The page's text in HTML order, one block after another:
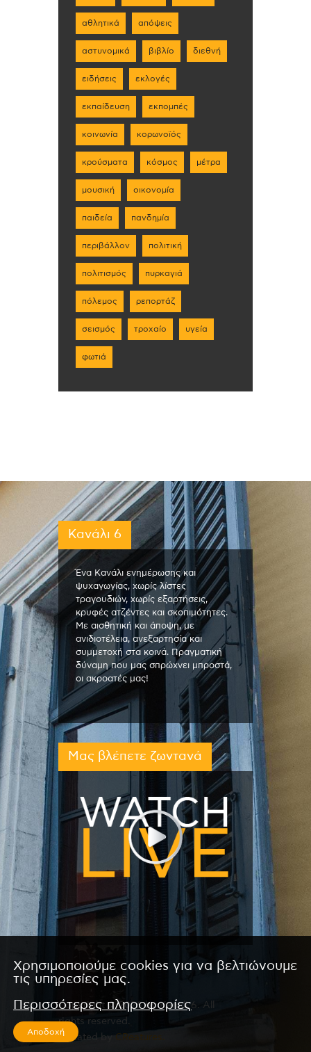
αθλητικά απόψεις
αστυνομικά βιβλίο διεθνή
ειδήσεις εκλογές
εκπαίδευση εκπομπές
κοινωνία κορωνοϊός
κρούσματα κόσμος μέτρα
μουσική οικονομία
παιδεία πανδημία
περιβάλλον πολιτική
πολιτισμός πυρκαγιά
πόλεμος ρεπορτάζ
σεισμός τροχαίο υγεία
φωτιά
Κανάλι 6
Ένα Κανάλι ενημέρωσης και
ψυχαγωγίας, χωρίς λίστες
τραγουδιών, χωρίς εξαρτήσεις,
κρυφές ατζέντες και σκοπιμότητες.
Με αισθητική και άποψη, με
ανιδιοτέλεια, ανεξαρτησία και
συμμετοχή στα κοινά. Πραγματική
δύναμη που μας σπρώχνει μπροστά,
οι ακροατές μας!
Μας βλέπετε ζωντανά
Copyright © 2026 by Kanali 6. All
rights reserved.
CReated by CReatures.
Χρησιμοποιούμε cookies για να βελτιώνουμε
τις υπηρεσίες μας.
Περισσότερες πληροφορίες
Αποδοχή